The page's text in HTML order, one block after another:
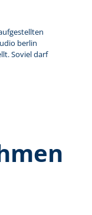
berlin
Soviel darf